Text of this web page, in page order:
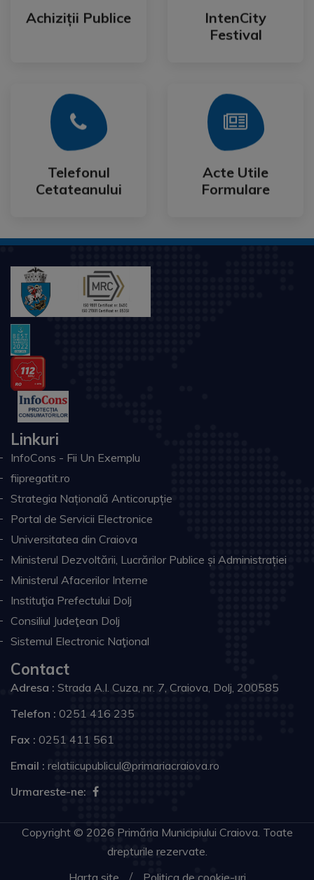
Achiziții Publice
Achiziții Publice
IntenCity
Festival
IntenCity
Festival
Telefonul
Cetateanului
Telefonul
Cetateanului
Mai Mult
Acte Utile
Formulare
Acte Utile
Formulare
Mai Mult
Linkuri
InfoCons - Fii Un Exemplu
fiipregatit.ro
Strategia Națională Anticorupție
Portal de Servicii Electronice
Universitatea din Craiova
Ministerul Dezvoltării, Lucrărilor Publice și Administrației
Ministerul Afacerilor Interne
Instituţia Prefectului Dolj
Consiliul Judeţean Dolj
Sistemul Electronic Naţional
Contact
Adresa : Strada A.I. Cuza, nr. 7, Craiova, Dolj, 200585
Telefon : 0251 416 235
Fax : 0251 411 561
Email : relatiicupublicul@primariacraiova.ro
Urmareste-ne:
Copyright © 2026 Primăria Municipiului Craiova. Toate
drepturile rezervate.
Harta site
Politica de cookie-uri